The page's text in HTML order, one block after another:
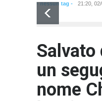
- nessun tag - 21:20,
Salvato
un
nome